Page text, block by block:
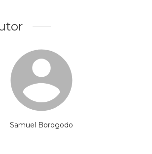
Samuel Borogodo